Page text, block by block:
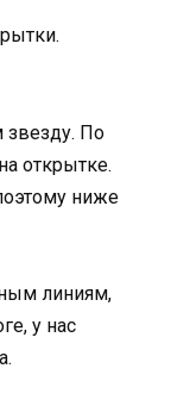
звезду. По
открытке.
ниже
линиям,
у нас